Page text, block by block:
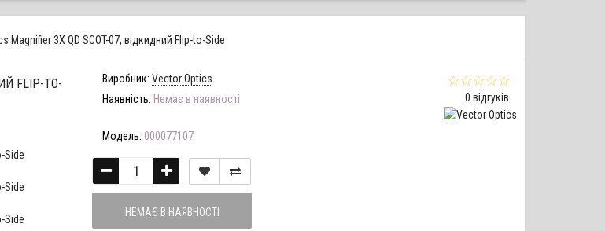
Magnifier 3X QD SCOT-07, відкидний Flip-to-Side
FLIP-TO-
0 відгуків
Виробник: Vector Optics
Наявність: Немає в наявності
Модель: 000077107
НЕМАЄ В НАЯВНОСТІ